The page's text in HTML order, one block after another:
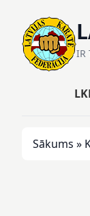
IR
Sākums »